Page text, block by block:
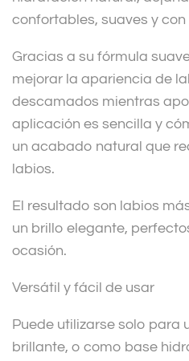
confortables, suaves y
Gracias a su fórmula
mejorar la apariencia de
descamados mientras
aplicación es sencilla y
un acabado natural que
labios.
El resultado son labios
un brillo elegante,
ocasión.
Versátil y fácil de usar
Puede utilizarse solo para
brillante, o como base